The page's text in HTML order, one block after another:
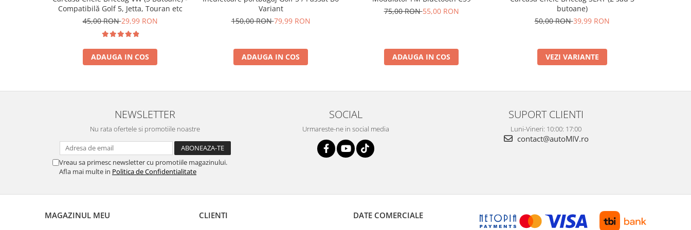
Compatibilă Golf 5, Jetta, Touran etc
45,00 RON29,99 RON
ADAUGA IN COS
Variant
150,00 RON79,99 RON
ADAUGA IN COS
75,00 RON55,00 RON
ADAUGA IN COS
butoane)
50,00 RON39,99 RON
VEZI VARIANTE
NEWSLETTER
Nu rata ofertele si promotiile noastre
Vreau sa primesc newsletter cu promotiile magazinului.
Afla mai multe in Politica de Confidentialitate
SOCIAL
Urmareste-ne in social media
SUPORT CLIENTI
Luni-Vineri: 10:00: 17:00
contact@autoMIV.ro
MAGAZINUL MEU CLIENTI DATE COMERCIALE